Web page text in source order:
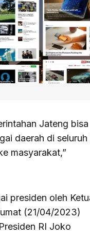
Jateng bisa
daerah di seluruh
masyarakat,”
presiden oleh
(21/04/2023)
RI Joko